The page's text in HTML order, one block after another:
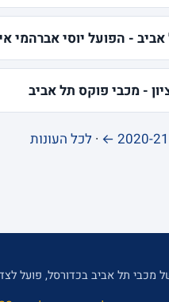
- הפועל יוסי אברהמי
- מכבי פוקס תל אביב
· לכל העונות
מכבי תל אביב בכדורסל, פועל